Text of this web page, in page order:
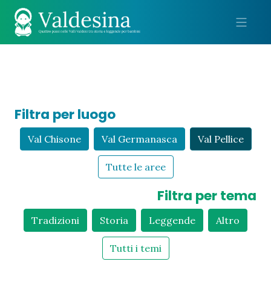
Filtra per luogo
Val Chisone Val Germanasca Val Pellice
Tutte le aree
Filtra per tema
Tradizioni Storia Leggende Altro
Tutti i temi